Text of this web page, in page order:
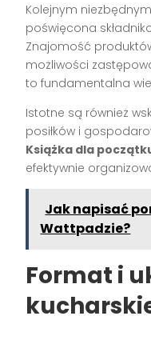
Kolejnym
poświęcona
Znajomość
możliwości
to fundamentalna
Istotne są również
posiłków i
Książka dla
efektywnie
Jak napisać
Wattpadzie?
Format i